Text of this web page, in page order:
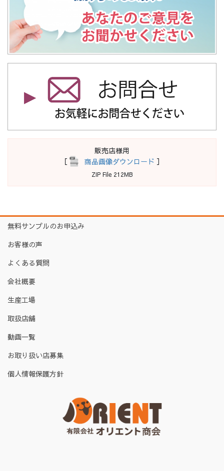
販売店様用
［
商品画像ダウンロード ］
ZIP File 212MB
無料サンプルのお申込み
お客様の声
よくある質問
会社概要
生産工場
取扱店舗
動画一覧
お取り扱い店募集
個人情報保護方針